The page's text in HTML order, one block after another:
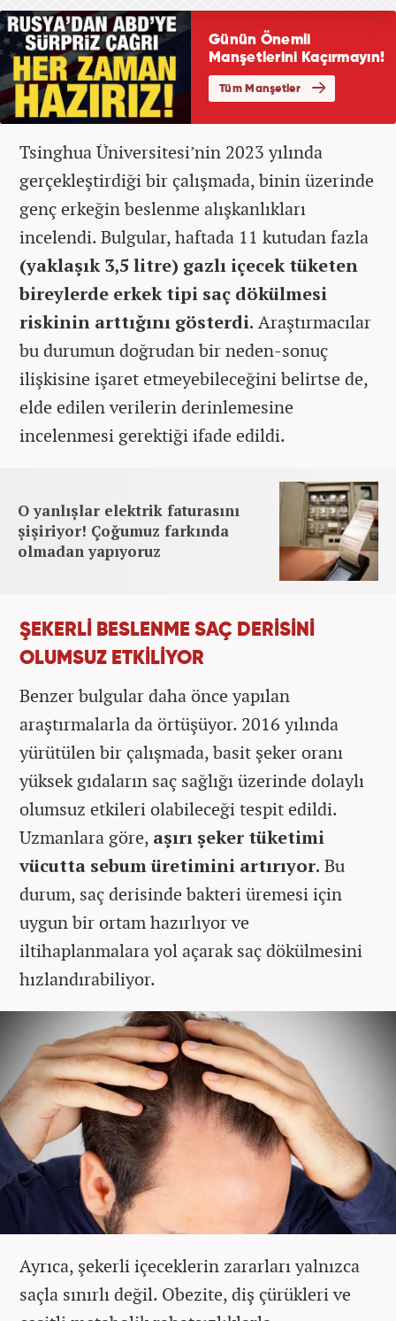
Tsinghua Üniversitesi’nin 2023 yılında
gerçekleştirdiği bir çalışmada, binin üzerinde
genç erkeğin beslenme alışkanlıkları
incelendi. Bulgular, haftada 11 kutudan fazla
(yaklaşık 3,5 litre) gazlı içecek tüketen
bireylerde erkek tipi saç dökülmesi
riskinin arttığını gösterdi. Araştırmacılar
bu durumun doğrudan bir neden-sonuç
ilişkisine işaret etmeyebileceğini belirtse de,
elde edilen verilerin derinlemesine
incelenmesi gerektiği ifade edildi.
O yanlışlar elektrik faturasını
şişiriyor! Çoğumuz farkında
olmadan yapıyoruz
ŞEKERLİ BESLENME SAÇ DERİSİNİ
OLUMSUZ ETKİLİYOR
Benzer bulgular daha önce yapılan
araştırmalarla da örtüşüyor. 2016 yılında
yürütülen bir çalışmada, basit şeker oranı
yüksek gıdaların saç sağlığı üzerinde dolaylı
olumsuz etkileri olabileceği tespit edildi.
Uzmanlara göre, aşırı şeker tüketimi
vücutta sebum üretimini artırıyor. Bu
durum, saç derisinde bakteri üremesi için
uygun bir ortam hazırlıyor ve
iltihaplanmalara yol açarak saç dökülmesini
hızlandırabiliyor.
Ayrıca, şekerli içeceklerin zararları yalnızca
saçla sınırlı değil. Obezite, diş çürükleri ve